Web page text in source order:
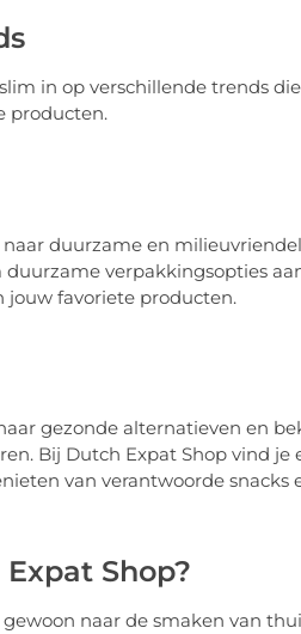
in op verschillende trends
producten.
naar duurzame en
duurzame verpakkingsopties
jouw favoriete producten.
gezonde alternatieven en
Bij Dutch Expat Shop vind je
van verantwoorde snacks
Shop?
naar de smaken van